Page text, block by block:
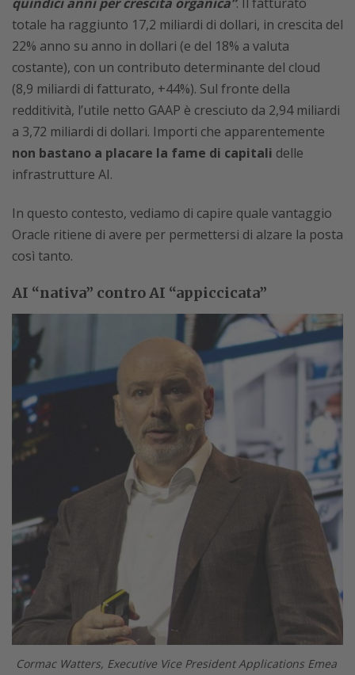
totale ha raggiunto 17,2 miliardi di dollari, in crescita del
22% anno su anno in dollari (e del 18% a valuta
costante), con un contributo determinante del cloud
(8,9 miliardi di fatturato, +44%). Sul fronte della
redditività, l’utile netto GAAP è cresciuto da 2,94 miliardi
a 3,72 miliardi di dollari. Importi che apparentemente
non bastano a placare la fame di capitali delle
infrastrutture AI.
In questo contesto, vediamo di capire quale vantaggio
Oracle ritiene di avere per permettersi di alzare la posta
così tanto.
AI “nativa” contro AI “appiccicata”
Cormac Watters, Executive Vice President Applications Emea